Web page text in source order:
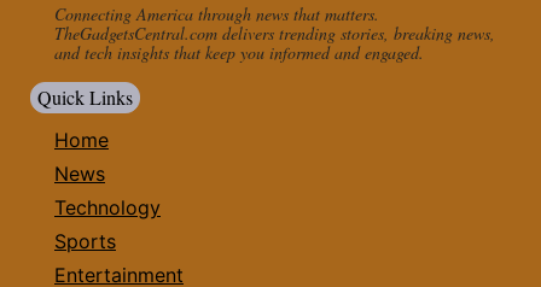
Connecting America through news that matters.
TheGadgetsCentral.com delivers trending stories, breaking news,
and tech insights that keep you informed and engaged.
Quick Links
Home
News
Technology
Sports
Entertainment